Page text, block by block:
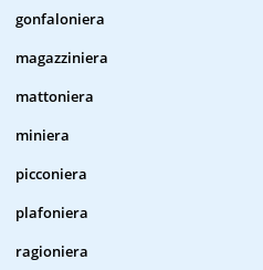
gonfaloniera
magazziniera
mattoniera
miniera
picconiera
plafoniera
ragioniera